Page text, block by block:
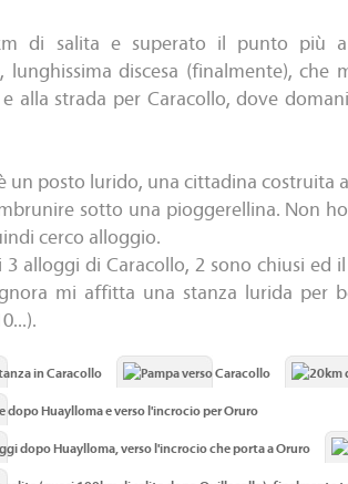
di salita e superato il punto più
lunghissima discesa (finalmente), che
alla strada per Caracollo, dove
un posto lurido, una cittadina costruita
sotto una pioggerellina. Non
cerco alloggio.
3 alloggi di Caracollo, 2 sono chiusi ed
mi affitta una stanza lurida per